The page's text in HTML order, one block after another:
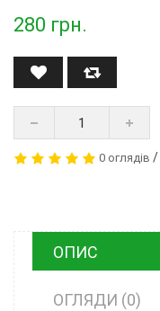
280 грн.
0 оглядів /
ОПИС
ОГЛЯДИ (0)